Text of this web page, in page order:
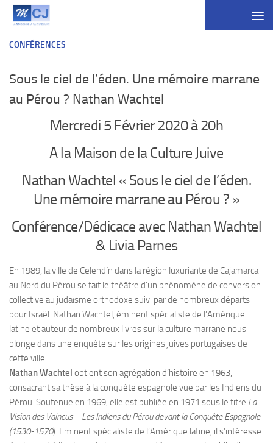
Skip to content
CONFÉRENCES
Sous le ciel de l’éden. Une mémoire marrane
au Pérou ? Nathan Wachtel
Mercredi 5 Février 2020 à 20h
A la Maison de la Culture Juive
Nathan Wachtel « Sous le ciel de l’éden.
Une mémoire marrane au Pérou ? »
Conférence/Dédicace avec Nathan Wachtel
& Livia Parnes
En 1989, la ville de Celendín dans la région luxuriante de Cajamarca
au Nord du Pérou se fait le théâtre d’un phénomène de conversion
collective au judaïsme orthodoxe suivi par de nombreux départs
pour Israël. Nathan Wachtel, éminent spécialiste de l’Amérique
latine et auteur de nombreux livres sur la culture marrane nous
plonge dans une enquête sur les origines juives portugaises de
cette ville…
Nathan Wachtel obtient son agrégation d’histoire en 1963,
consacrant sa thèse à la conquête espagnole vue par les Indiens du
Pérou. Soutenue en 1969, elle est publiée en 1971 sous le titre La
Vision des Vaincus – Les Indiens du Pérou devant la Conquête Espagnole
(1530-1570). Eminent spécialiste de l’Amérique latine, il s’intéresse